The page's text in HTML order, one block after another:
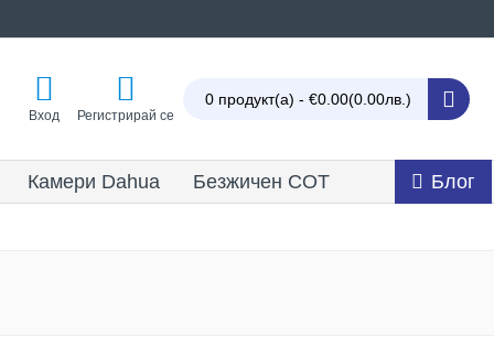
Вход Регистрирай се
0 продукт(а) - €0.00(0.00лв.)
Камери Dahua Безжичен СОТ Блог